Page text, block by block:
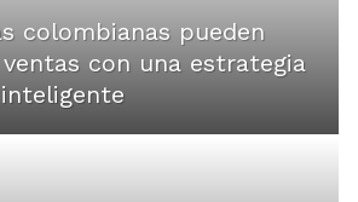
colombianas pueden
con una estrategia